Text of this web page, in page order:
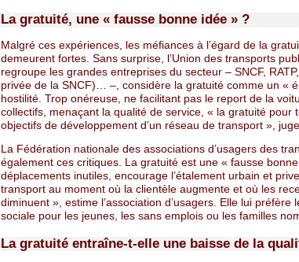
La gratuité, une « fausse bonne idée » ?
Malgré ces expériences, les méfiances à l’égard de la
demeurent fortes. Sans surprise, l’Union des transports
regroupe les grandes entreprises du secteur – SNCF,
privée de la SNCF)… –, considère la gratuité comme un «
hostilité. Trop onéreuse, ne facilitant pas le report de la
collectifs, menaçant la qualité de service, « la gratuité pour
objectifs de développement d’un réseau de transport »,
La Fédération nationale des associations d’usagers des
également ces critiques. La gratuité est une « fausse
déplacements inutiles, encourage l’étalement urbain et
transport au moment où la clientèle augmente et où les
diminuent », estime l’association d’usagers. Elle lui préfère
sociale pour les jeunes, les sans emplois ou les familles
La gratuité entraîne-t-elle une baisse de la